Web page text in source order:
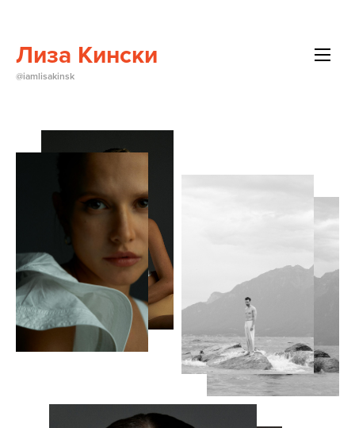
Лиза Кински
@iamlisakinsk